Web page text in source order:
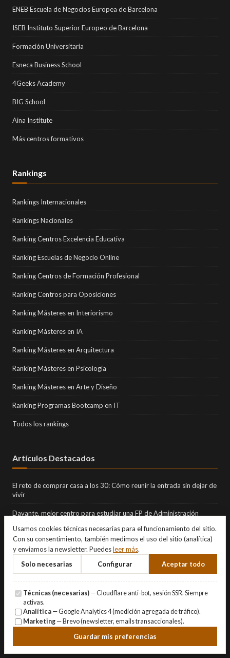
ENEB Escuela de Negocios Europea de Barcelona
ISEB Instituto Superior Europeo de Barcelona
Formación Universitaria
Esneca Business School
4Geeks Academy
BIG School
Aina Institute
Más centros formativos
Rankings
Rankings Internacionales
Rankings Nacionales
Ranking Centros Excelencia Educativa
Ranking Escuelas de Negocio Online
Ranking Centros de Formación Profesional
Ranking Centros para Oposiciones
Ranking Másteres en Interiorismo
Ranking Másteres en IA
Ranking Másteres en Arquitectura
Ranking Másteres en Psicología
Ranking Másteres en Arte y Diseño
Ranking Programas Bootcamp en IT
Todos los rankings
Artículos Destacados
El reto de comprar casa a los 30: Cómo reunir la entrada sin dejar de
vivir
Davante, mejor centro para estudiar una FP de Administración
Project management: la formación clave para liderar proyectos en
entornos complejos
Seguir las actualizaciones cripto: elige noticias o precio, no las dos a
la vez
Qué incluye realmente un servicio funerario integral y cómo tomar
decisiones informadas en familia
Fintech para empresas: La revolución de la gestión financiera
Diccionario de Profesiones
Catálogo Formativo
Usamos cookies técnicas necesarias para el funcionamiento del sitio.
Con su consentimiento, también medimos el uso del sitio (analítica)
y enviamos la newsletter. Puedesleer más.
Solo necesarias
Configurar Aceptar todo
Técnicas (necesarias) — Cloudflare anti-bot, sesión SSR. Siempre
activas.
Analítica — Google Analytics 4 (medición agregada de tráfico).
Marketing — Brevo (newsletter, emails transaccionales).
Guardar mis preferencias